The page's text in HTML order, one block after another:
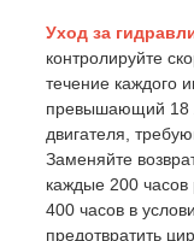
Уход за
контролируйте
течение каждого
превышающий 18
двигателя,
Заменяйте
каждые 200
400 часов в
предотвратить